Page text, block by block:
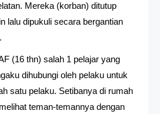
Mereka (korban) ditutup
lalu dipukuli secara bergantian
(16 thn) salah 1 pelajar yang
dihubungi oleh pelaku untuk
satu pelaku. Setibanya di rumah
teman-temannya dengan